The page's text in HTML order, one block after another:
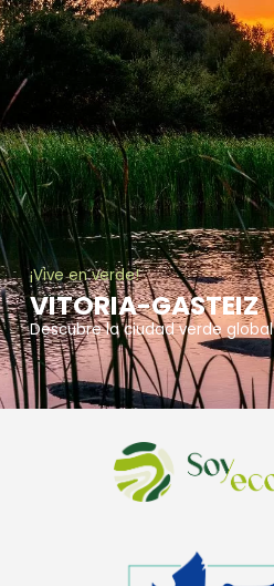
¡Vive en verde!
VITORIA-GASTEIZ
Descubre la ciudad verde global